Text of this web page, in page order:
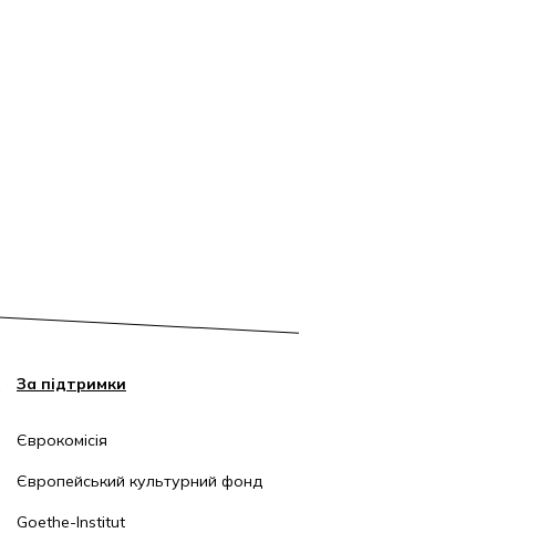
За підтримки
Єврокомісія
Європейський культурний фонд
Goethe-Institut